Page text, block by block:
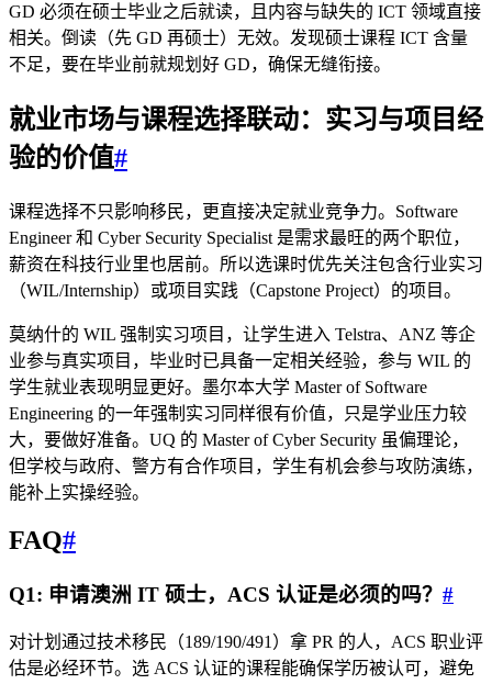
GD 必须在硕士毕业之后就读，且内容与缺失的 ICT 领域直接
相关。倒读（先 GD 再硕士）无效。发现硕士课程 ICT 含量
不足，要在毕业前就规划好 GD，确保无缝衔接。
就业市场与课程选择联动：实习与项目经
验的价值#
课程选择不只影响移民，更直接决定就业竞争力。Software
Engineer 和 Cyber Security Specialist 是需求最旺的两个职位，
薪资在科技行业里也居前。所以选课时优先关注包含行业实习
（WIL/Internship）或项目实践（Capstone Project）的项目。
莫纳什的 WIL 强制实习项目，让学生进入 Telstra、ANZ 等企
业参与真实项目，毕业时已具备一定相关经验，参与 WIL 的
学生就业表现明显更好。墨尔本大学 Master of Software
Engineering 的一年强制实习同样很有价值，只是学业压力较
大，要做好准备。UQ 的 Master of Cyber Security 虽偏理论，
但学校与政府、警方有合作项目，学生有机会参与攻防演练，
能补上实操经验。
FAQ#
Q1: 申请澳洲 IT 硕士，ACS 认证是必须的吗？ #
对计划通过技术移民（189/190/491）拿 PR 的人，ACS 职业评
估是必经环节。选 ACS 认证的课程能确保学历被认可，避免